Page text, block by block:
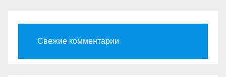
Свежие комментарии